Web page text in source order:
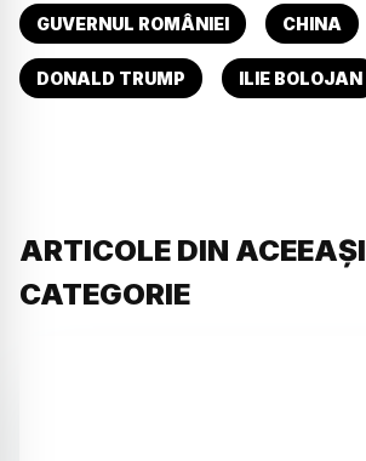
GUVERNUL ROMÂNIEI CHINA
DONALD TRUMP ILIE BOLOJAN
ARTICOLE DIN ACEEAȘI
CATEGORIE